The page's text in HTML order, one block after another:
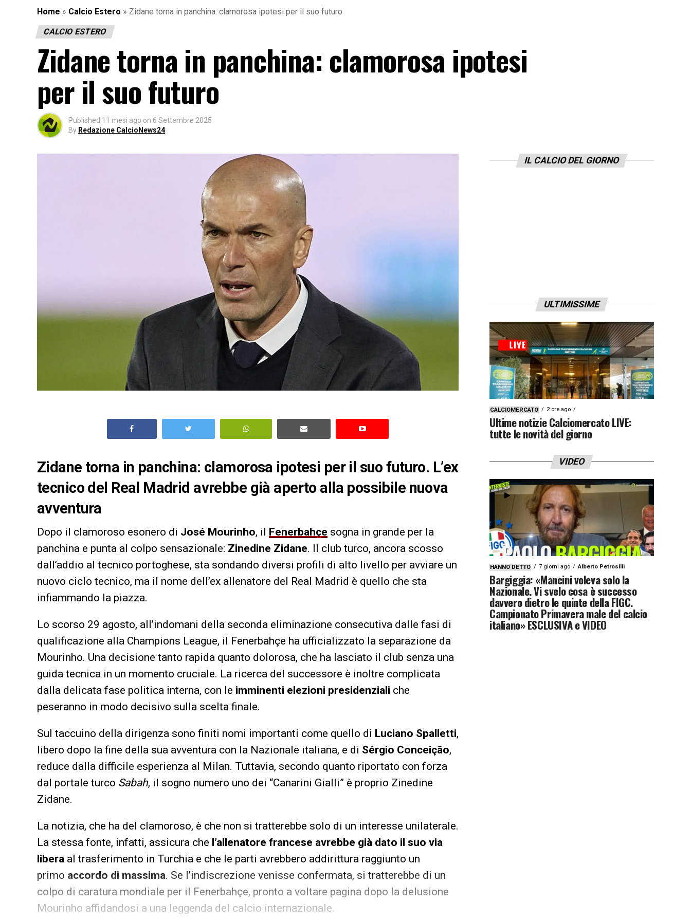
Home » Calcio Estero » Zidane torna in panchina: clamorosa ipotesi per il suo futuro
CALCIO ESTERO
Zidane torna in panchina: clamorosa ipotesi
per il suo futuro
Published 11 mesi ago on 6 Settembre 2025
By Redazione CalcioNews24
Zidane torna in panchina: clamorosa ipotesi per il suo futuro. L’ex
tecnico del Real Madrid avrebbe già aperto alla possibile nuova
avventura
Dopo il clamoroso esonero di José Mourinho, il Fenerbahçe sogna in grande per la
panchina e punta al colpo sensazionale: Zinedine Zidane. Il club turco, ancora scosso
dall’addio al tecnico portoghese, sta sondando diversi profili di alto livello per avviare un
nuovo ciclo tecnico, ma il nome dell’ex allenatore del Real Madrid è quello che sta
infiammando la piazza.
Lo scorso 29 agosto, all’indomani della seconda eliminazione consecutiva dalle fasi di
qualificazione alla Champions League, il Fenerbahçe ha ufficializzato la separazione da
Mourinho. Una decisione tanto rapida quanto dolorosa, che ha lasciato il club senza una
guida tecnica in un momento cruciale. La ricerca del successore è inoltre complicata
dalla delicata fase politica interna, con le imminenti elezioni presidenziali che
peseranno in modo decisivo sulla scelta finale.
Sul taccuino della dirigenza sono finiti nomi importanti come quello di Luciano Spalletti,
libero dopo la fine della sua avventura con la Nazionale italiana, e di Sérgio Conceição,
reduce dalla difficile esperienza al Milan. Tuttavia, secondo quanto riportato con forza
dal portale turco Sabah, il sogno numero uno dei “Canarini Gialli” è proprio Zinedine
Zidane.
La notizia, che ha del clamoroso, è che non si tratterebbe solo di un interesse unilaterale.
La stessa fonte, infatti, assicura che l’allenatore francese avrebbe già dato il suo via
libera al trasferimento in Turchia e che le parti avrebbero addirittura raggiunto un
primo accordo di massima. Se l’indiscrezione venisse confermata, si tratterebbe di un
colpo di caratura mondiale per il Fenerbahçe, pronto a voltare pagina dopo la delusione
Mourinho affidandosi a una leggenda del calcio internazionale.
IL CALCIO DEL GIORNO
ULTIMISSIME
CALCIOMERCATO 2 ore ago
Ultime notizie Calciomercato LIVE:
tutte le novità del giorno
VIDEO
HANNO DETTO 7 giorni ago Alberto Petrosilli
Bargiggia: «Mancini voleva solo la
Nazionale. Vi svelo cosa è successo
davvero dietro le quinte della FIGC.
Campionato Primavera male del calcio
italiano» ESCLUSIVA e VIDEO